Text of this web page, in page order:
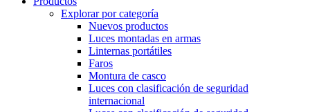
Explorar por categoría
Nuevos productos
Luces montadas en armas
Linternas portátiles
Faros
Montura de casco
Luces con clasificación de seguridad
internacional